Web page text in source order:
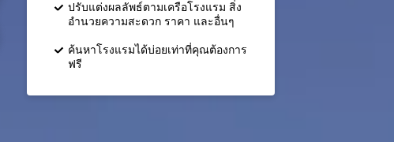
ปรับแต่งผลลัพธ์ตามเครือโรงแรม สิ่ง
อำนวยความสะดวก ราคา และอื่นๆ
ค้นหาโรงแรมได้บ่อยเท่าที่คุณต้องการ
ฟรี